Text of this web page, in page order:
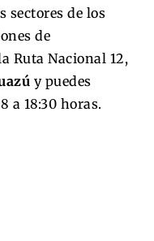
sectores de los
de
Ruta Nacional 12,
y puedes
a 18:30 horas.